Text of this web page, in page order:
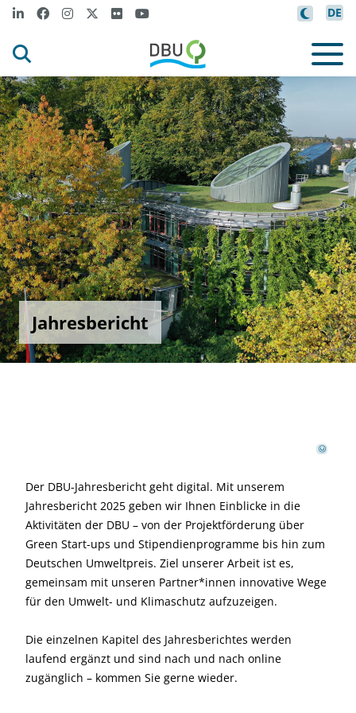
DE
Jahresbericht
©
Der DBU-Jahresbericht geht digital. Mit unserem
Jahresbericht 2025 geben wir Ihnen Einblicke in die
Aktivitäten der DBU – von der Projektförderung über
Green Start-ups und Stipendienprogramme bis hin zum
Deutschen Umweltpreis. Ziel unserer Arbeit ist es,
gemeinsam mit unseren Partner*innen innovative Wege
für den Umwelt- und Klimaschutz aufzuzeigen.
Die einzelnen Kapitel des Jahresberichtes werden
laufend ergänzt und sind nach und nach online
zugänglich – kommen Sie gerne wieder.